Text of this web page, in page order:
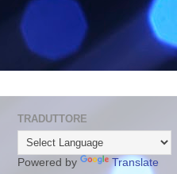
TRADUTTORE
Powered by Translate